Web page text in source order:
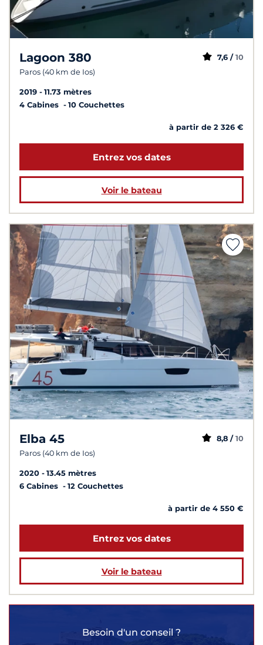
Lagoon 380
Paros (40 km de Ios)
7,6 / 10
2019
11.73 mètres
4 Cabines
10 Couchettes
à partir de 2 326 €
Entrez vos dates
Voir le bateau
Elba 45
Paros (40 km de Ios)
8,8 / 10
2020
13.45 mètres
6 Cabines
12 Couchettes
à partir de 4 550 €
Entrez vos dates
Voir le bateau
Besoin d'un conseil ?